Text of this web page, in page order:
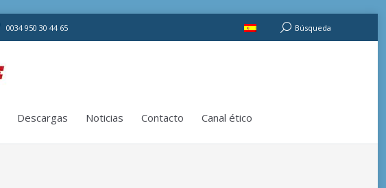
0034 950 30 44 65 Buscar:Búsqueda
Descargas Noticias Contacto Canal ético